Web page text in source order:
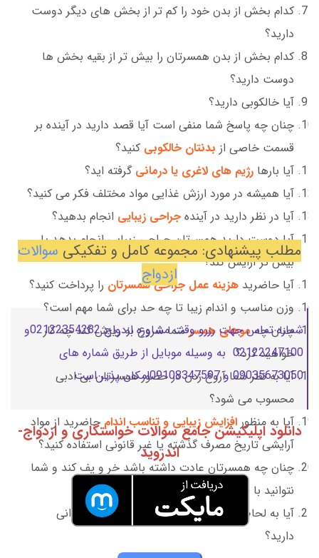
کدام بخش از بدن خود را کم تر از بخش های دیگر دوست
دارید؟
کدام بخش از بدن همسرتان را بیش تر از بقیه بخش ها
دوست دارید؟
آیا خالکوبی دارید؟
چنان چه پاسخ شما منفی است آیا قصد دارید در آینده بر
قسمت خاصی از بدنتان خالکوبی کنید؟
آیا بارها رژیم های لاغری یا درمانی گرفته اید؟
آیا همیشه در مورد ارزش غذایی مواد مختلف فکر می کنید؟
آیا در نظر دارید در آینده جراحی زیبایی انجام بدهید؟
آیا دوست دارید همسرتان جراحی زیبایی انجام بدهد یا
بیش تر آرایش کند؟
آیا حاضرید هزینه عمل جراحی همسرتان را پرداخت کنید؟
وزن مناسب و اندام زیبا تا چه حد برای شما مهم است؟
چنان چهموهای همسرشما شروع به ریزش کند چه کار
خواهید کرد؟
آیا به نظر شما آروغ زدن در حضور همسرتان بی ادبی
محسوب می شود؟
آیا به منظور افزایش زیبایی و تناسب اندام حاضرید از مواد
آرایشی تاریخ مصرف گذشته یا غیر قانونی استفاده کنید؟
چنان چه همسرتان عادت داشته باشد خر و پف کند و شما
نتوانید با این صدا بخوابید چه کار خواهید کرد؟
آیا به لحاظ فیزیکی و جسمانی محدودیت یا ناتوانی
دارید؟
مطلب پیشنهادی: مجموعه کامل و تفکیکی سوالات
ازدواج
شماره تماس جهت رزرو وقت مشاوره ازدواج 02122354282و
02122247100 به وسیله موبایل از طریق شماره های
09035673050 و 09108347597امکان پذیر است.
دانلود اپلیکیشن جامع سوالات خواستگاری و ازدواج-
اندروید